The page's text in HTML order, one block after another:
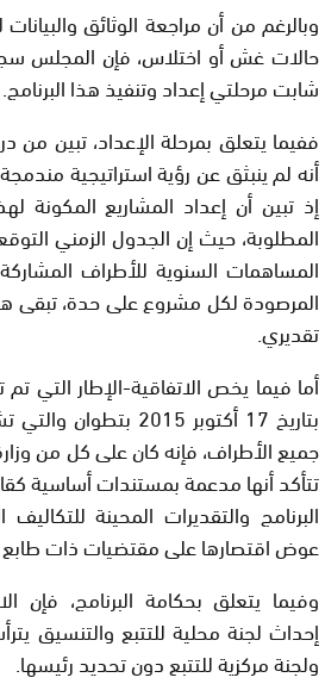
وبالرغم من أن مراجعة الوثائق
حالات غش أو اختلاس، فإن المجلس
شابت مرحلتي إعداد وتنفيذ هذا البرنامج.
ففيما يتعلق بمرحلة الإعداد، تبين من
أنه لم ينبثق عن رؤية استراتيجية
إذ تبين أن إعداد المشاريع المكونة
المطلوبة، حيث إن الجدول الزمني
المساهمات السنوية للأطراف
المرصودة لكل مشروع على حدة، تبقى
تقديري.
أما فيما يخص الاتفاقية-الإطار التي
بتاريخ 17 أكتوبر 2015
جميع الأطراف، فإنه كان على كل من
تتأكد أنها مدعمة بمستندات أساسية
البرنامج والتقديرات المحينة
عوض اقتصارها على مقتضيات ذات
وفيما يتعلق بحكامة البرنامج، فإن
إحداث لجنة محلية للتتبع والتنسيق
ولجنة مركزية للتتبع دون تحديد رئيسها.